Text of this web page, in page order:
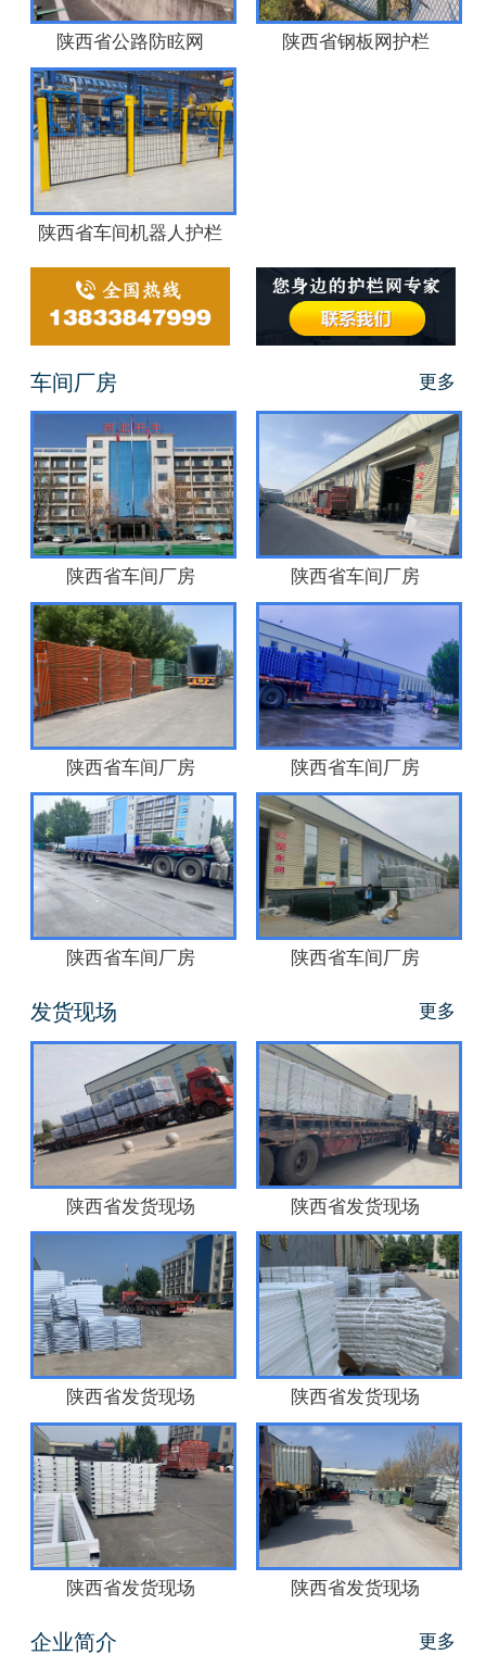
陕西省公路防眩网 陕西省钢板网护栏
陕西省车间机器人护栏
车间厂房 更多
陕西省车间厂房 陕西省车间厂房
陕西省车间厂房 陕西省车间厂房
陕西省车间厂房 陕西省车间厂房
发货现场 更多
陕西省发货现场 陕西省发货现场
陕西省发货现场 陕西省发货现场
陕西省发货现场 陕西省发货现场
企业简介 更多